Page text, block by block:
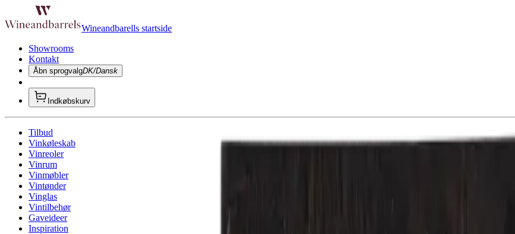
Wineandbarells startside
Showrooms
Kontakt
Åbn sprogvalgDK/Dansk
Indkøbskurv
Tilbud
Vinkøleskab
Vinreoler
Vinrum
Vinmøbler
Vintønder
Vinglas
Vintilbehør
Gaveideer
Inspiration